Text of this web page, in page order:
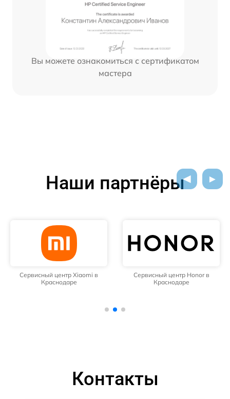
Вы можете ознакомиться с сертификатом
мастера
Наши партнёры
Сервисный центр Xiaomi в
Краснодаре
Сервисный центр Honor в
Краснодаре
Контакты